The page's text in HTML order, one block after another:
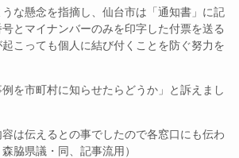
な懸念を指摘し、仙台市は「通知書」に記
とマイナンバーのみを印字した付票を送る
起こっても個人に結び付くことを防ぐ努力を
例を市町村に知らせたら どうか」と訴えまし
は伝えるとの事でしたので各窓口にも伝わ
脇県議・同、記事流用）